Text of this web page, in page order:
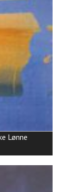
Lønne